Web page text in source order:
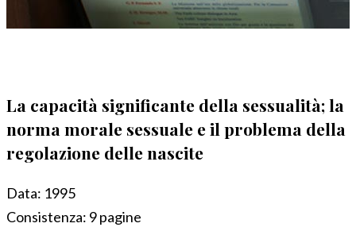
La capacità significante della sessualità; la
norma morale sessuale e il problema della
regolazione delle nascite
Data: 1995
Consistenza: 9 pagine